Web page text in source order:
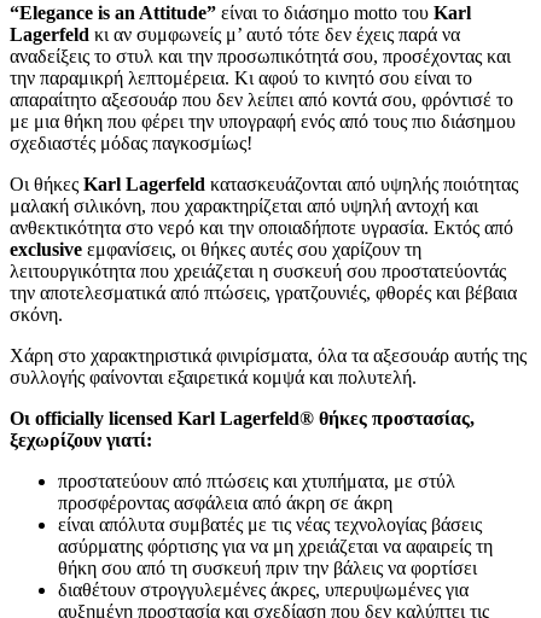
“Elegance is an Attitude” είναι το διάσημο motto του Karl
Lagerfeld κι αν συμφωνείς μ’ αυτό τότε δεν έχεις παρά να
αναδείξεις το στυλ και την προσωπικότητά σου, προσέχοντας και
την παραμικρή λεπτομέρεια. Κι αφού το κινητό σου είναι το
απαραίτητο αξεσουάρ που δεν λείπει από κοντά σου, φρόντισέ το
με μια θήκη που φέρει την υπογραφή ενός από τους πιο διάσημου
σχεδιαστές μόδας παγκοσμίως!
Οι θήκες Karl Lagerfeld κατασκευάζονται από υψηλής ποιότητας
μαλακή σιλικόνη, που χαρακτηρίζεται από υψηλή αντοχή και
ανθεκτικότητα στο νερό και την οποιαδήποτε υγρασία. Εκτός από
exclusive εμφανίσεις, οι θήκες αυτές σου χαρίζουν τη
λειτουργικότητα που χρειάζεται η συσκευή σου προστατεύοντάς
την αποτελεσματικά από πτώσεις, γρατζουνιές, φθορές και βέβαια
σκόνη.
Χάρη στο χαρακτηριστικά φινιρίσματα, όλα τα αξεσουάρ αυτής της
συλλογής φαίνονται εξαιρετικά κομψά και πολυτελή.
Οι officially licensed Karl Lagerfeld® θήκες προστασίας,
ξεχωρίζουν γιατί:
προστατεύουν από πτώσεις και χτυπήματα, με στύλ
προσφέροντας ασφάλεια από άκρη σε άκρη
είναι απόλυτα συμβατές με τις νέας τεχνολογίας βάσεις
ασύρματης φόρτισης για να μη χρειάζεται να αφαιρείς τη
θήκη σου από τη συσκευή πριν την βάλεις να φορτίσει
διαθέτουν στρογγυλεμένες άκρες, υπερυψωμένες για
αυξημένη προστασία και σχεδίαση που δεν καλύπτει τις